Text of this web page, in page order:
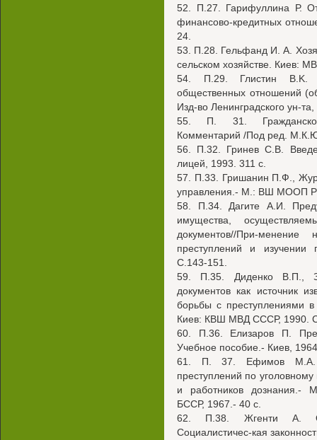
52. П.27. Гарифуллина Р.
финансово-кредитных
24.
53. П.28. Гельфанд И. А.
сельском хозяйстве. Киев:
54. П.29. Глистин B.K.
общественных отношений
Изд-во Ленинградского ун-
55. П. 31. Гражданское
Комментарий /Под ред.
56. П.32. Гринев C.B.
лицей, 1993. 311 с.
57. П.33. Гришанин П.Ф.,
управления.- М.: ВШ МООП
58. П.34. Дагите А.И.
имущества,
документов//При-
преступлений и изучении
С.143-151.
59. П.35. Диденко В.П.,
документов как источник
борьбы с преступлениями
Киев: КВШ МВД СССР, 1990.
60. П.36. Елизаров П.
Учебное пособие.- Киев,
61. П. 37. Ефимов М.А.
преступлений по
и работников дознания.-
БССР, 1967.- 40 с.
62. П.38. Жгенти А.
Социалистичес-кая